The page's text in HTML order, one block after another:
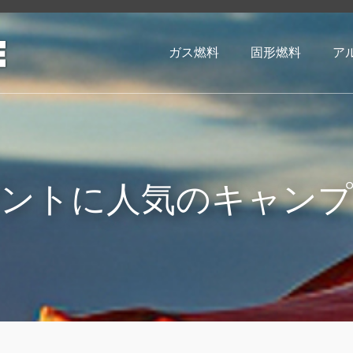
ガス燃料 固形燃料 ア
トに人気のキャン